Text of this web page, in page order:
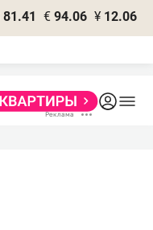
81.41 € 94.06 ¥ 12.06